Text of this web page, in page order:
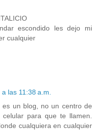
escondido les dejo mi
cualquier
las 11:38 a.m.
es un blog, no un centro de
para que te llamen.
cualquiera en cualquier